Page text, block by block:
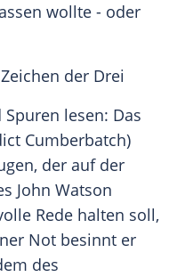
wollte - oder
der Drei
lesen: Das
Cumberbatch)
der auf der
John Watson
Rede halten soll,
Not besinnt er
des